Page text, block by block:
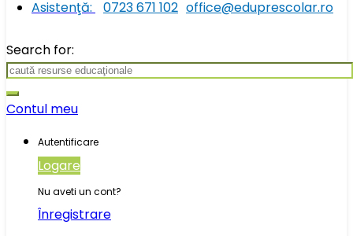
Asistenţă:
0723 671 102 office@eduprescolar.ro
Search for:
Contul meu
Autentificare
Logare
Nu aveti un cont?
Înregistrare